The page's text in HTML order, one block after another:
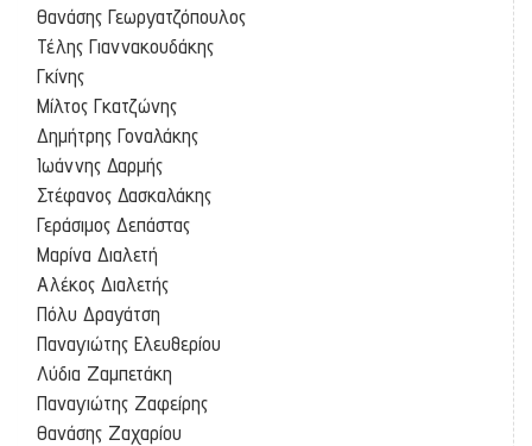
Θανάσης Γεωργατζόπουλος
Τέλης Γιαννακουδάκης
Γκίνης
Μίλτος Γκατζώνης
Δημήτρης Γοναλάκης
Ιωάννης Δαρμής
Στέφανος Δασκαλάκης
Γεράσιμος Δεπάστας
Μαρίνα Διαλετή
Αλέκος Διαλετής
Πόλυ Δραγάτση
Παναγιώτης Ελευθερίου
Λύδια Ζαμπετάκη
Παναγιώτης Ζαφείρης
Θανάσης Ζαχαρίου